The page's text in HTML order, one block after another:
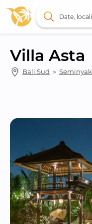
Villa Asta
Bali Sud ＞ Seminyak